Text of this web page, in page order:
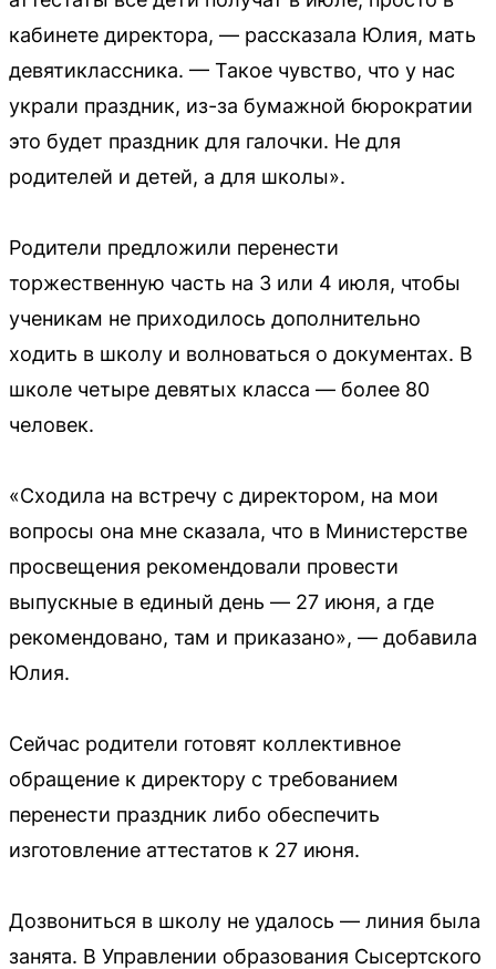
кабинете директора, — рассказала Юлия, мать
девятиклассника. — Такое чувство, что у нас
украли праздник, из-за бумажной бюрократии
это будет праздник для галочки. Не для
родителей и детей, а для школы».
Родители предложили перенести
торжественную часть на 3 или 4 июля, чтобы
ученикам не приходилось дополнительно
ходить в школу и волноваться о документах. В
школе четыре девятых класса — более 80
человек.
«Сходила на встречу с директором, на мои
вопросы она мне сказала, что в Министерстве
просвещения рекомендовали провести
выпускные в единый день — 27 июня, а где
рекомендовано, там и приказано», — добавила
Юлия.
Сейчас родители готовят коллективное
обращение к директору с требованием
перенести праздник либо обеспечить
изготовление аттестатов к 27 июня.
Дозвониться в школу не удалось — линия была
занята. В Управлении образования Сысертского